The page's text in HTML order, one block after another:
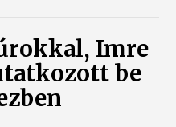
Imre
be